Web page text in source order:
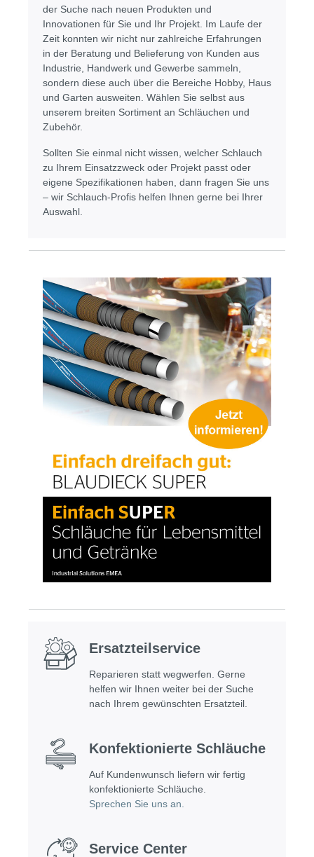
der Suche nach neuen Produkten und
Innovationen für Sie und Ihr Projekt. Im Laufe der
Zeit konnten wir nicht nur zahlreiche Erfahrungen
in der Beratung und Belieferung von Kunden aus
Industrie, Handwerk und Gewerbe sammeln,
sondern diese auch über die Bereiche Hobby, Haus
und Garten ausweiten. Wählen Sie selbst aus
unserem breiten Sortiment an Schläuchen und
Zubehör.
Sollten Sie einmal nicht wissen, welcher Schlauch
zu Ihrem Einsatzzweck oder Projekt passt oder
eigene Spezifikationen haben, dann fragen Sie uns
– wir Schlauch-Profis helfen Ihnen gerne bei Ihrer
Auswahl.
Ersatzteilservice
Reparieren statt wegwerfen. Gerne
helfen wir Ihnen weiter bei der Suche
nach Ihrem gewünschten Ersatzteil.
Konfektionierte Schläuche
Auf Kundenwunsch liefern wir fertig
konfektionierte Schläuche.
Sprechen Sie uns an.
Service Center